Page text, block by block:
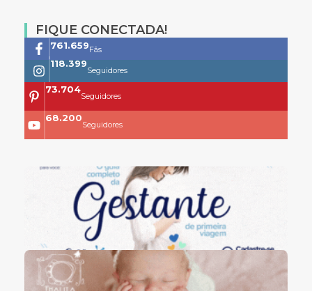
FIQUE CONECTADA!
761.659Fãs
118.399
Seguidores
73.704
Seguidores
68.200
Seguidores